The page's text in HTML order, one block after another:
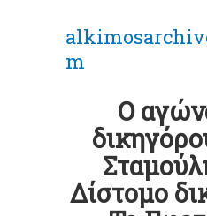
m
Ο
Δίστομο